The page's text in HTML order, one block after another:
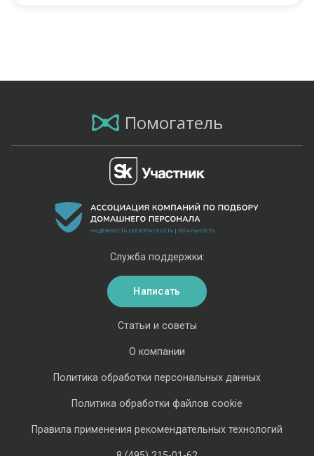
Помогатель
Статьи и советы
О компании
Политика обработки персональных данных
Политика обработки файлов cookie
Правила применения рекомендательных технологий
Служба поддержки:
Написать